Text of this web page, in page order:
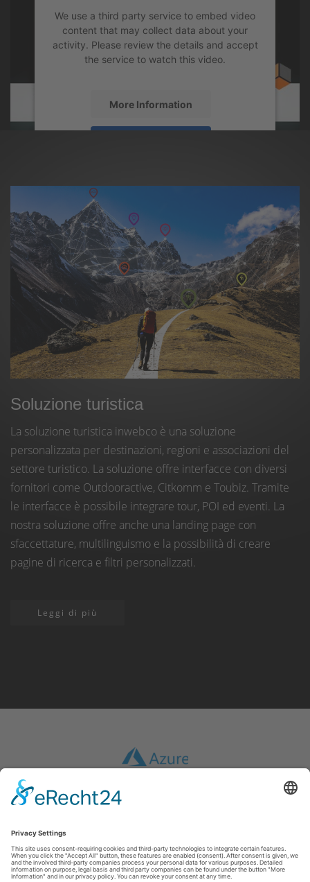
We use a third party service to embed video
content that may collect data about your
activity. Please review the details and accept
the service to watch this video.
More Information
Soluzione turistica
La soluzione turistica inwebco è una soluzione
personalizzata per destinazioni, regioni e associazioni del
settore turistico. La soluzione offre interfacce con diversi
fornitori come Outdooractive, Citkomm e Toubiz. Tramite
le interfacce è possibile integrare tour, POI ed eventi. La
nostra soluzione offre anche una landing page con
sfaccettature, multilinguismo e la possibilità di creare
pagine di ricerca e filtri personalizzati.
Leggi di più
Impronta|GTC|Protezione dei dati|Esclusione di responsabilità